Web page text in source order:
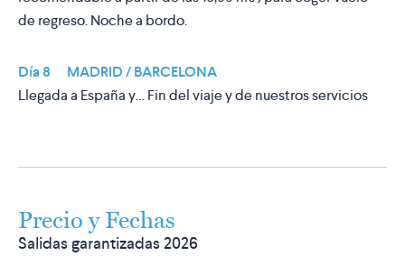
de regreso. Noche a bordo.
Día 8 MADRID / BARCELONA
Llegada a España y… Fin del viaje y de nuestros servicios
Precio y Fechas
Salidas garantizadas 2026